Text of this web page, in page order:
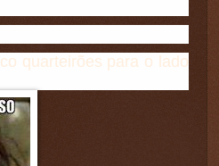
quarteirões para o lado